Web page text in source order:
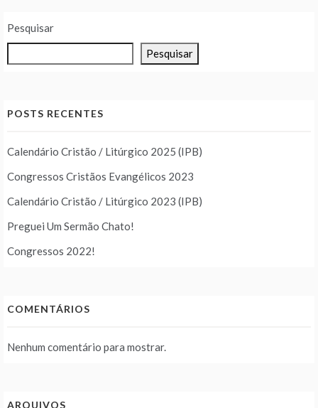
Pesquisar
Pesquisar
POSTS RECENTES
Calendário Cristão / Litúrgico 2025 (IPB)
Congressos Cristãos Evangélicos 2023
Calendário Cristão / Litúrgico 2023 (IPB)
Preguei Um Sermão Chato!
Congressos 2022!
COMENTÁRIOS
Nenhum comentário para mostrar.
ARQUIVOS